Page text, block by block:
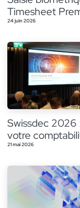
Timesheet
24 juin 2026
Swissdec 2026
votre
21 mai 2026